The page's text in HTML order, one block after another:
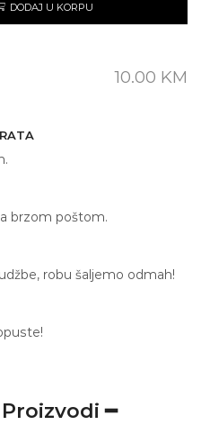
DODAJ U KORPU
10.00 KM
brzom poštom.
robu šaljemo odmah!
━